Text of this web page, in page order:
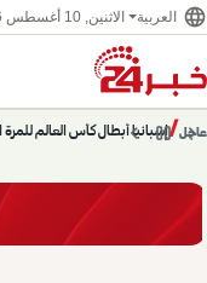
language العربية الاثنين, 10 أغسطس 2026
عاجل/
إسبانيا أبطال كأس العالم
حديث الساعة: سيناريوهات
chevron_right
pause
chevron_left